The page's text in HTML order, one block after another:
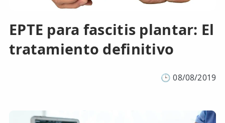
EPTE para fascitis plantar: El
tratamiento definitivo
🕒 08/08/2019